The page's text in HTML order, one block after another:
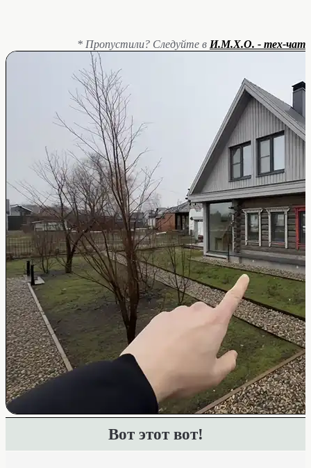
* Пропустили? Следуйте в И.М.Х.О. - тех-чат
Вот этот вот!